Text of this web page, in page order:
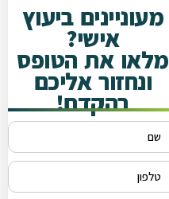
מעוניינים ביעוץ
אישי?
מלאו את הטופס
ונחזור אליכם
בהקדם!